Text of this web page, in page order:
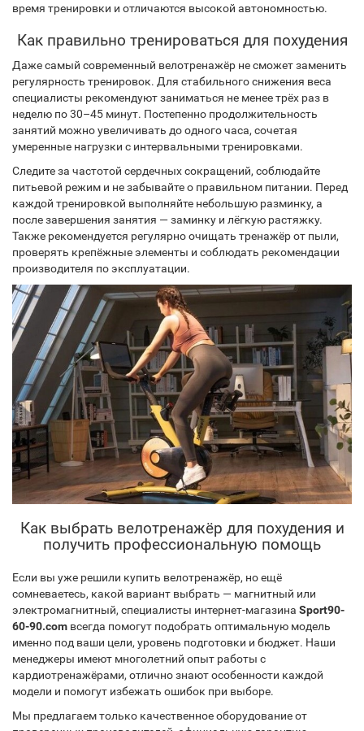
время тренировки и отличаются высокой автономностью.
Как правильно тренироваться для похудения
Даже самый современный велотренажёр не сможет заменить
регулярность тренировок. Для стабильного снижения веса
специалисты рекомендуют заниматься не менее трёх раз в
неделю по 30–45 минут. Постепенно продолжительность
занятий можно увеличивать до одного часа, сочетая
умеренные нагрузки с интервальными тренировками.
Следите за частотой сердечных сокращений, соблюдайте
питьевой режим и не забывайте о правильном питании. Перед
каждой тренировкой выполняйте небольшую разминку, а
после завершения занятия — заминку и лёгкую растяжку.
Также рекомендуется регулярно очищать тренажёр от пыли,
проверять крепёжные элементы и соблюдать рекомендации
производителя по эксплуатации.
Как выбрать велотренажёр для похудения и
получить профессиональную помощь
Если вы уже решили купить велотренажёр, но ещё
сомневаетесь, какой вариант выбрать — магнитный или
электромагнитный, специалисты интернет-магазина Sport90-
60-90.com всегда помогут подобрать оптимальную модель
именно под ваши цели, уровень подготовки и бюджет. Наши
менеджеры имеют многолетний опыт работы с
кардиотренажёрами, отлично знают особенности каждой
модели и помогут избежать ошибок при выборе.
Мы предлагаем только качественное оборудование от